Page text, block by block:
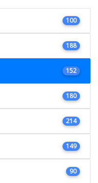
100
188
152
180
214
149
90